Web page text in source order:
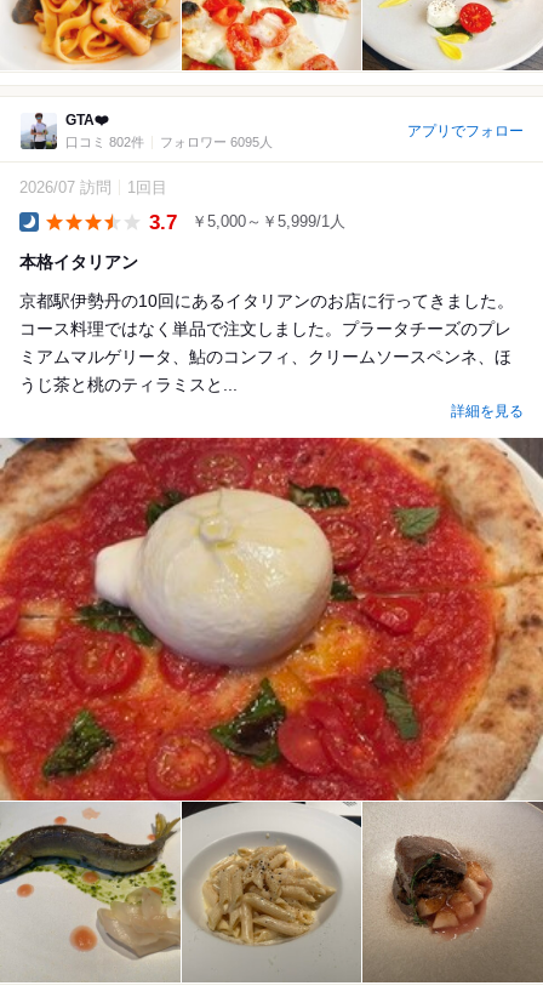
GTA❤️
口コミ 802件 フォロワー 6095人
アプリでフォロー
2026/07 訪問 1回目
3.7 ￥5,000～￥5,999/1人
本格イタリアン
京都駅伊勢丹の10回にあるイタリアンのお店に行ってきました。
コース料理ではなく単品で注文しました。プラータチーズのプレ
ミアムマルゲリータ、鮎のコンフィ、クリームソースペンネ、ほ
うじ茶と桃のティラミスと...
詳細を見る